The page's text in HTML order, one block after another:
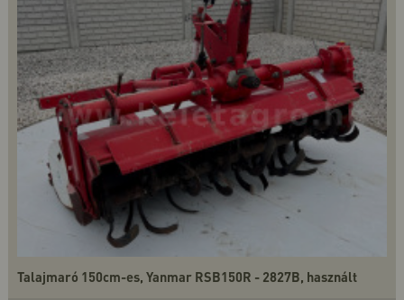
Talajmaró 150cm-es, Yanmar RSB150R - 2827B, használt